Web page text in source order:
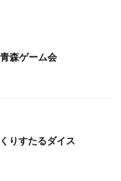
ゲーム会
すたるダイス